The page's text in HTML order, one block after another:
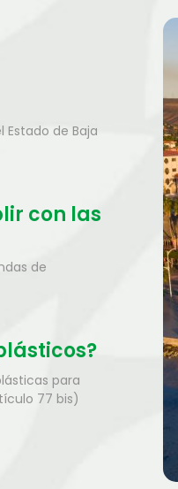
Estado de Baja
con las
de
para
77 bis)